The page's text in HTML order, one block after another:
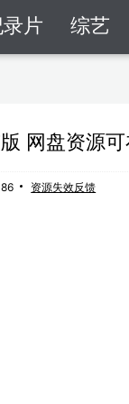
片 综艺
网盘资源
资源失效反馈